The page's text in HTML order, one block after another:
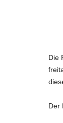
Die
Der